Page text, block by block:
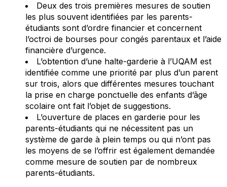
Deux des trois premières mesures de soutien
les plus souvent identifiées par les parents-
étudiants sont d’ordre financier et concernent
l’octroi de bourses pour congés parentaux et l’aide
financière d’urgence.
L’obtention d’une halte-garderie à l’UQAM est
identifiée comme une priorité par plus d’un parent
sur trois, alors que différentes mesures touchant
la prise en charge ponctuelle des enfants d’âge
scolaire ont fait l’objet de suggestions.
L’ouverture de places en garderie pour les
parents-étudiants qui ne nécessitent pas un
système de garde à plein temps ou qui n’ont pas
les moyens de se l’offrir est également demandée
comme mesure de soutien par de nombreux
parents-étudiants.